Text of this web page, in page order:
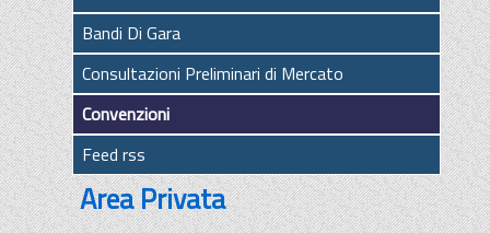
Bandi Di Gara
Consultazioni Preliminari di Mercato
Convenzioni
Feed rss
Area Privata